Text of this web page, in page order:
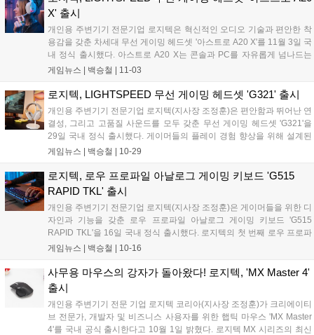
키보드 상단에 위치한 라이트 패널이 최소 200럭스 이상의 빛을
전력으로 변환해, 태양광뿐 아니라 실내조명이나 탁상 조명 아래
에서도 자동으로 충전된다....
X' 출시
개인용 주변기기 전문기업 로지텍은 혁신적인 오디오 기술과 편안한 착
용감을 갖춘 차세대 무선 게이밍 헤드셋 '아스트로 A20 X'를 11월 3일 국
내 정식 출시했다. 아스트로 A20 X는 콘솔과 PC를 자유롭게 넘나드는
멀티 플랫폼 게이머를 위해 설계된 제품으로, 편안한 착용감과 탁월한
트 두 가지 컬러로 출시되며, 어떤 게이밍 환경에도 조화로운 스타일을
게임뉴스 | 백승철 | 11-03
로지텍, LIGHTSPEED 무선 게이밍 헤드셋 'G321' 출시
개인용 주변기기 전문기업 로지텍(지사장 조정훈)은 편안함과 뛰어난 연
결성, 그리고 고품질 사운드를 모두 갖춘 무선 게이밍 헤드셋 'G321'을
29일 국내 정식 출시했다. 게이머들의 플레이 경험 향상을 위해 설계된
G321은 로지텍의 혁신적인 기술력과 몰입감 있는 사운드 성능이 결합
한 뛰어난 활용성을 갖춰, 게이밍 헤드셋을 처음으로 구매하는 이들에게
입문용으로 적합한 제품이다....
게임뉴스 | 백승철 | 10-29
로지텍, 로우 프로파일 아날로그 게이밍 키보드 'G515
RAPID TKL' 출시
개인용 주변기기 전문기업 로지텍(지사장 조정훈)은 게이머들을 위한 디
자인과 기능을 갖춘 로우 프로파일 아날로그 게이밍 키보드 'G515
RAPID TKL'을 16일 국내 정식 출시했다. 로지텍의 첫 번째 로우 프로파
일 래피드 트리거 게이밍 키보드인 G515 RAPID TKL은 높이 22mm의
을 동시에 갖췄다. 로우 프로파일 아날로그 스위치를 탑재해 빠른 반응
속도와 정밀한 입력 제어를 구현하며, 빠르고 안정적인 플레이를 원하는
게이머에게 최적화된 성능을 제공한다. 색상은 블랙과 화이트 두 가지
색상을 취급한다....
게임뉴스 | 백승철 | 10-16
사무용 마우스의 강자가 돌아왔다! 로지텍, 'MX Master 4'
출시
개인용 주변기기 전문 기업 로지텍 코리아(지사장 조정훈)가 크리에이티
브 전문가, 개발자 및 비즈니스 사용자를 위한 햅틱 마우스 'MX Master
4'를 국내 공식 출시한다고 10월 1일 밝혔다. 로지텍 MX 시리즈의 최신